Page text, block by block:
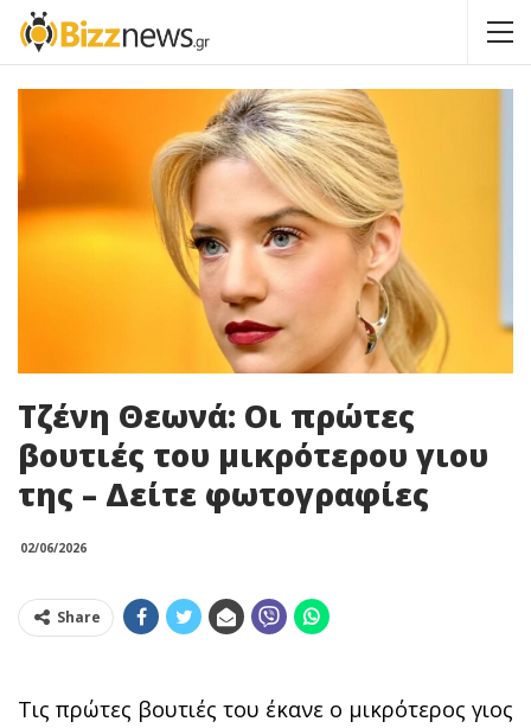
Τζένη Θεωνά: Οι πρώτες
βουτιές του μικρότερου γιου
της – Δείτε φωτογραφίες
02/06/2026
Share
Τις πρώτες βουτιές του έκανε ο μικρότερος γιος